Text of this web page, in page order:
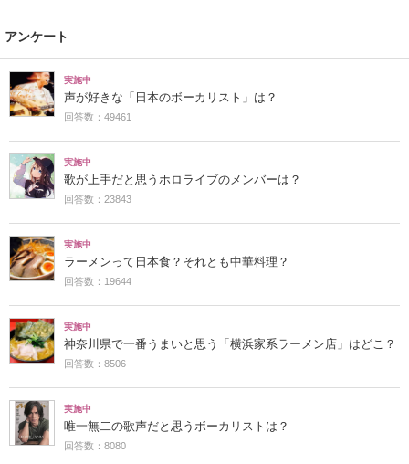
アンケート
実施中
声が好きな「日本のボーカリスト」は？
回答数：49461
実施中
歌が上手だと思うホロライブのメンバーは？
回答数：23843
実施中
ラーメンって日本食？それとも中華料理？
回答数：19644
実施中
神奈川県で一番うまいと思う「横浜家系ラーメン店」はどこ？
回答数：8506
実施中
唯一無二の歌声だと思うボーカリストは？
回答数：8080